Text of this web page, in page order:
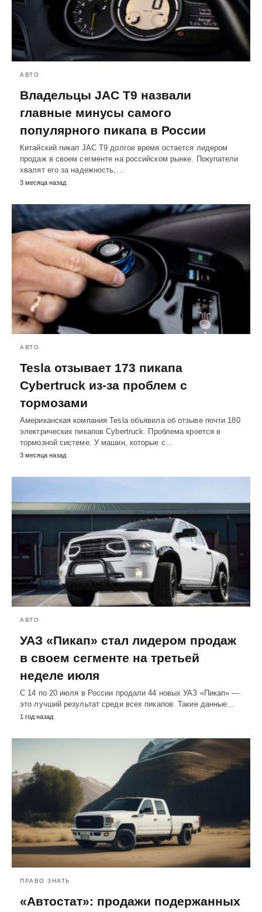
АВТО
Владельцы JAC T9 назвали
главные минусы самого
популярного пикапа в России
Китайский пикап JAC T9 долгое время остается лидером
продаж в своем сегменте на российском рынке. Покупатели
хвалят его за надежность,…
3 месяца назад
АВТО
Tesla отзывает 173 пикапа
Cybertruck из-за проблем с
тормозами
Американская компания Tesla объявила об отзыве почти 180
электрических пикапов Cybertruck. Проблема кроется в
тормозной системе. У машин, которые с…
3 месяца назад
АВТО
УАЗ «Пикап» стал лидером продаж
в своем сегменте на третьей
неделе июля
С 14 по 20 июля в России продали 44 новых УАЗ «Пикап» —
это лучший результат среди всех пикапов. Такие данные…
1 год назад
ПРАВО ЗНАТЬ
«Автостат»: продажи подержанных